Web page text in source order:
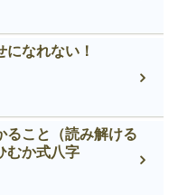
になれない！
ること（読み解ける
か式八字